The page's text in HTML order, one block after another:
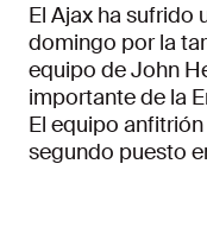
El Ajax ha sufrido
domingo por la
equipo de John
importante de la
El equipo
segundo puesto